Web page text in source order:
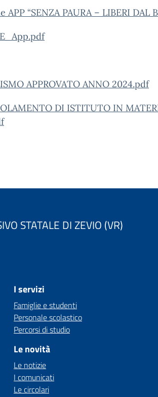
“SENZA PAURA – LIBERI DAL
APPROVATO ANNO 2024.pdf
DI ISTITUTO IN
STATALE DI ZEVIO (VR)
I servizi
Famiglie e studenti
Personale scolastico
Percorsi di studio
Le novità
Le notizie
I comunicati
Le circolari